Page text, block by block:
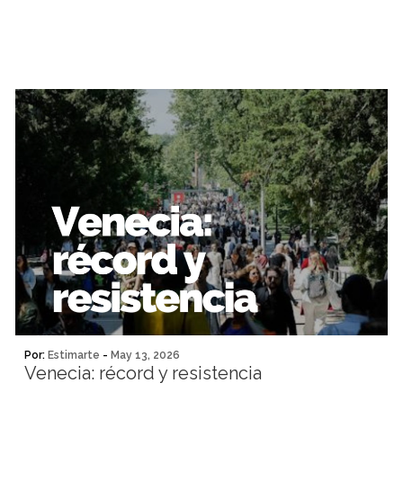
Por: Estimarte - May 13, 2026
Venecia: récord y resistencia